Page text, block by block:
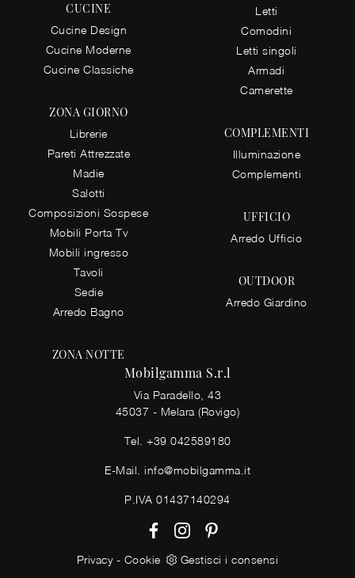
CUCINE
Cucine Design
Cucine Moderne
Cucine Classiche
ZONA GIORNO
Librerie
Pareti Attrezzate
Madie
Salotti
Composizioni Sospese
Mobili Porta Tv
Mobili ingresso
Tavoli
Sedie
Arredo Bagno
ZONA NOTTE
Letti
Comodini
Letti singoli
Armadi
Camerette
COMPLEMENTI
Illuminazione
Complementi
UFFICIO
Arredo Ufficio
OUTDOOR
Arredo Giardino
Mobilgamma S.r.l
Via Paradello, 43
45037 - Melara (Rovigo)
Tel. +39 042589180
E-Mail. info@mobilgamma.it
P.IVA 01437140294
Privacy- Cookie Gestisci i consensi